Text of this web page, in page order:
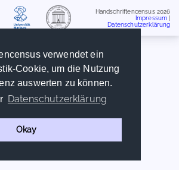
verwendet ein
Cookie, um die Nutzung
auswerten zu können.
Datenschutzerklärung
Okay
Handschriftencensus 2026
Impressum
Datenschutzerklärung